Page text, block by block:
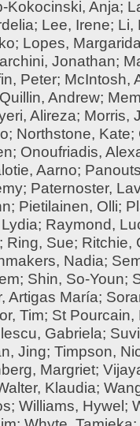
Kokocinski, Anja;
; Lee, Irene; Li,
; Lopes,
Jonathan;
Peter; McIntosh,
Andrew;
Alireza; Morris,
; Northstone, Kate;
; Onoufriadis,
Aarno;
; Paternoster,
; Pietilainen, Olli;
; Raymond,
; Ring, Sue; Ritchie,
Nadia;
; Shin, So-Youn;
Artigas María;
Tim; St Pourcain,
Gabriela;
Jing; Timpson,
Margriet;
Klaudia;
; Williams, Hywel ;